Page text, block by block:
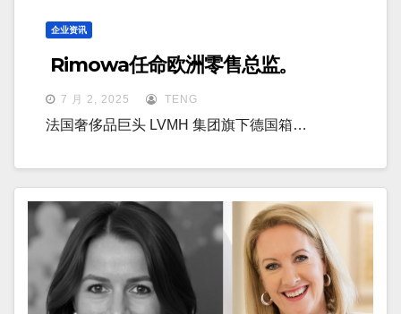
企业资讯
Rimowa任命欧洲零售总监。
7 月 2, 2025 TENG
法国奢侈品巨头 LVMH 集团旗下德国箱…